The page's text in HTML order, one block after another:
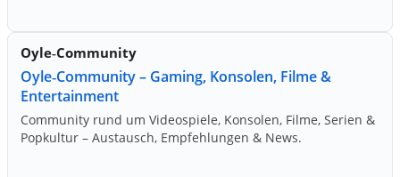
Oyle‑Community
Oyle‑Community – Gaming, Konsolen, Filme &
Entertainment
Community rund um Videospiele, Konsolen, Filme, Serien &
Popkultur – Austausch, Empfehlungen & News.